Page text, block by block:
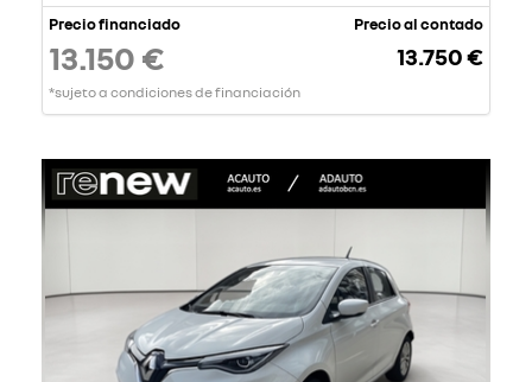
Precio financiado
13.150 €
*sujeto a condiciones de financiación
Precio al contado
13.750 €